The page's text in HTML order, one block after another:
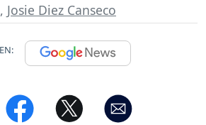
, Josie Diez Canseco